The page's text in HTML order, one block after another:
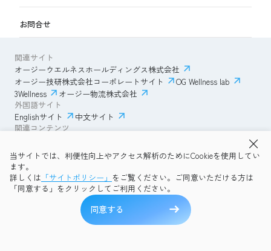
当サイトでは、利便性向上やアクセス解析のためにCookieを使用してい
ます。
詳しくは 「サイトポリシー」 をご覧ください。ご同意いただける方は
「同意する」をクリックしてご利用ください。
同意する
お問合せ
関連サイト
オージーウエルネスホールディングス株式会社
オージー技研株式会社コーポレートサイト
OG Wellness lab
3Wellness
オージー物流株式会社
外国語サイト
Englishサイト
中文サイト
関連コンテンツ
透明性ガイドライン
プライバシーポリシー
OG Wellness会員規約
コミュニティガイドライン
サイトマップ
Copyright © 2026 OG Wellness Co., Ltd. All rights reserved.